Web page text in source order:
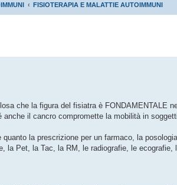
FISIOTERAPIA E MALATTIE AUTOIMMUNI
che la figura del fisiatra è FONDAMENTALE
il cancro compromette la mobilità in
la prescrizione per un farmaco, la
la Pet, la Tac, la RM, le radiografie, le